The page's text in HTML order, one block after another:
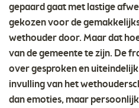
gepaard gaat met lastige
gekozen voor de
wethouder door. Maar dat
van de gemeente te zijn. De
over gesproken en
invulling van het
dan emoties, maar